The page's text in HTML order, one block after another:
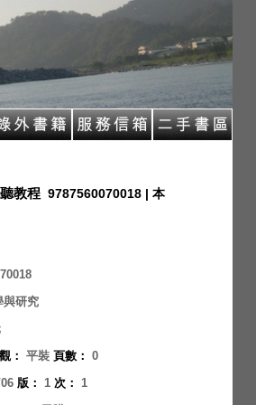
教程 9787560070018 | 本
與研究
： 平裝 頁數 ： 0
版 ： 1 次 ： 1